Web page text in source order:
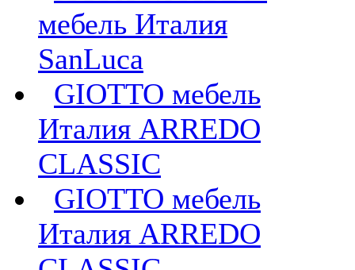
мебель Италия
SanLuca
GIOTTO мебель
Италия ARREDO
CLASSIC
GIOTTO мебель
Италия ARREDO